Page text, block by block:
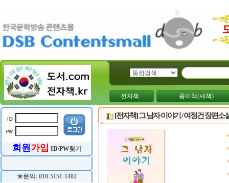
전자책 종이책(새책)
회원가입 ID/PW찾기
★문의: 010-5151-1482
[전자책] 그 남자 이야기 / 여정건 장편소